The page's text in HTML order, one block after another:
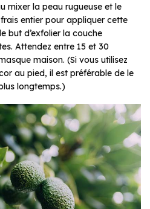
mixer la peau rugueuse et le
entier pour appliquer cette
but d’exfolier la couche
Attendez entre 15 et 30
maison. (Si vous utilisez
au pied, il est préférable de le
longtemps.)